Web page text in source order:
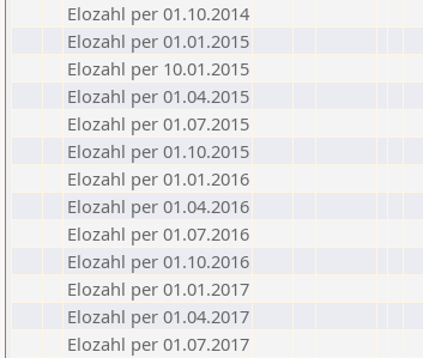
Elozahl per 01.10.2014
Elozahl per 01.01.2015
Elozahl per 10.01.2015
Elozahl per 01.04.2015
Elozahl per 01.07.2015
Elozahl per 01.10.2015
Elozahl per 01.01.2016
Elozahl per 01.04.2016
Elozahl per 01.07.2016
Elozahl per 01.10.2016
Elozahl per 01.01.2017
Elozahl per 01.04.2017
Elozahl per 01.07.2017